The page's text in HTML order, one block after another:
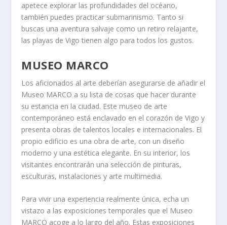
apetece explorar las profundidades del océano,
también puedes practicar submarinismo. Tanto si
buscas una aventura salvaje como un retiro relajante,
las playas de Vigo tienen algo para todos los gustos.
MUSEO MARCO
Los aficionados al arte deberían asegurarse de añadir el
Museo MARCO a su lista de cosas que hacer durante
su estancia en la ciudad. Este museo de arte
contemporáneo está enclavado en el corazón de Vigo y
presenta obras de talentos locales e internacionales. El
propio edificio es una obra de arte, con un diseño
moderno y una estética elegante. En su interior, los
visitantes encontrarán una selección de pinturas,
esculturas, instalaciones y arte multimedia.
Para vivir una experiencia realmente única, echa un
vistazo a las exposiciones temporales que el Museo
MARCO acoge a lo largo del año. Estas exposiciones